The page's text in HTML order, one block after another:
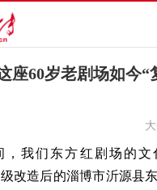
座60岁老剧场如今“
我们东方红剧场的文
改造后的淄博市沂源县